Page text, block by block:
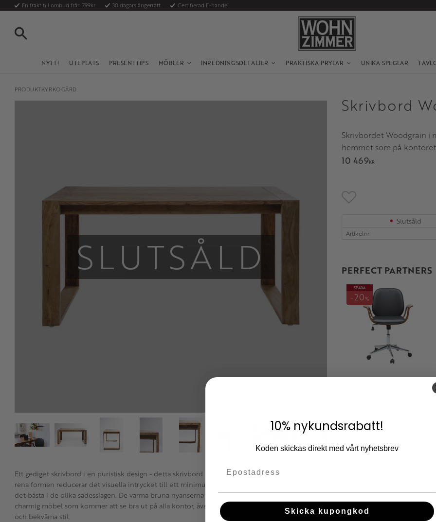
Fri frakt till ombud från 799kr 30 dagars ångerrätt Certifierad E-handel
NYTT! UTEPLATS PRESENTTIPS MÖBLER INREDNINGSDETALJER PRAKTISKA PRYLAR UNIKA SPEGLAR
PRODUKTKYRKOGÅRD
Skrivbord
Skrivbordet Woodgrain i
hemmet som på
SLUTSÅLD
10 469KR
Lägg till i favoriter
Slutsåld
Artikelnr
PERFECT PARTNERS
Kontorsstol Patron
SPARA
20%
Ett gediget skrivbord i en puristisk design - detta skrivbord slår starkt med sin naturliga stil. Den
rena formen reducerar det visuella intrycket till ett minimum, medan det massiva träet tar fram
det bästa i de olika sädesslagen. De varma bruna nyanserna gör skrivbordetWoodgraintill en
charmig möbel som kommer att se bra ut på alla kontor, även hemma, med sin återhållsamma
och bekväma stil.
10% nykundsrabatt!
Koden skickas direkt med vårt nyhetsbrev
Skicka kupongkod